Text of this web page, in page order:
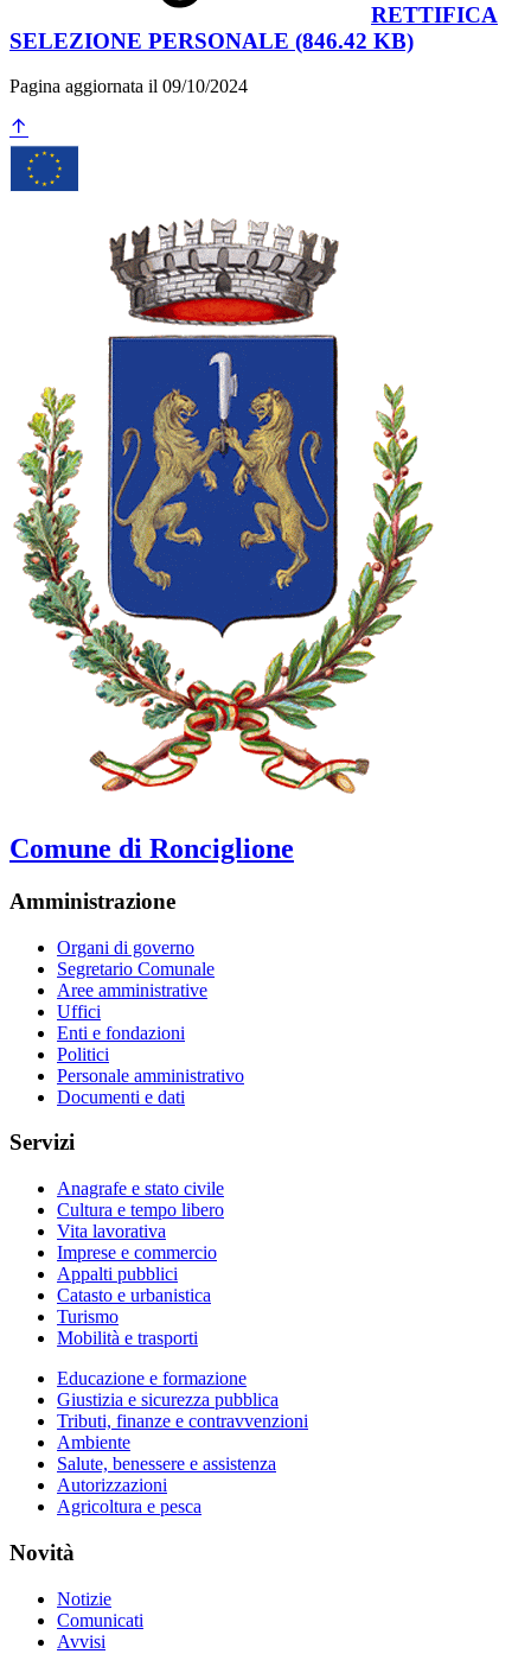
RETTIFICA
SELEZIONE PERSONALE (846.42 KB)
Pagina aggiornata il 09/10/2024
Comune di Ronciglione
Amministrazione
Organi di governo
Segretario Comunale
Aree amministrative
Uffici
Enti e fondazioni
Politici
Personale amministrativo
Documenti e dati
Servizi
Anagrafe e stato civile
Cultura e tempo libero
Vita lavorativa
Imprese e commercio
Appalti pubblici
Catasto e urbanistica
Turismo
Mobilità e trasporti
Educazione e formazione
Giustizia e sicurezza pubblica
Tributi, finanze e contravvenzioni
Ambiente
Salute, benessere e assistenza
Autorizzazioni
Agricoltura e pesca
Novità
Notizie
Comunicati
Avvisi